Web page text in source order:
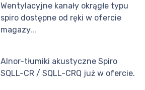
Wentylacyjne kanały okrągłe typu
spiro dostępne od ręki w ofercie
magazy...
Alnor-tłumiki akustyczne Spiro
SQLL-CR / SQLL-CRQ już w ofercie.